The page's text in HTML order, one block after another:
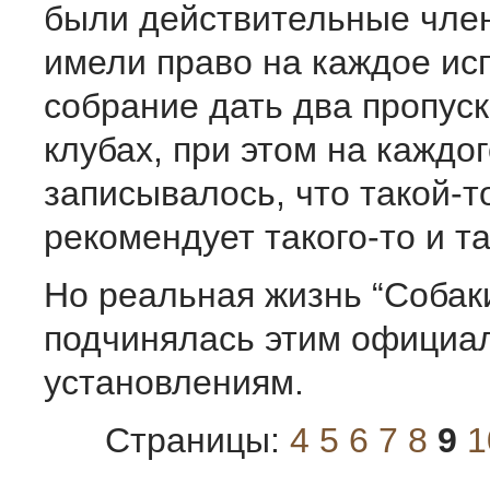
были действительные
имели право на каждое
собрание дать два
клубах, при этом на
записывалось, что такой-
рекомендует такого-то и
Но реальная жизнь
подчинялась этим
установлениям.
Страницы: 4 5 6 7 8 9